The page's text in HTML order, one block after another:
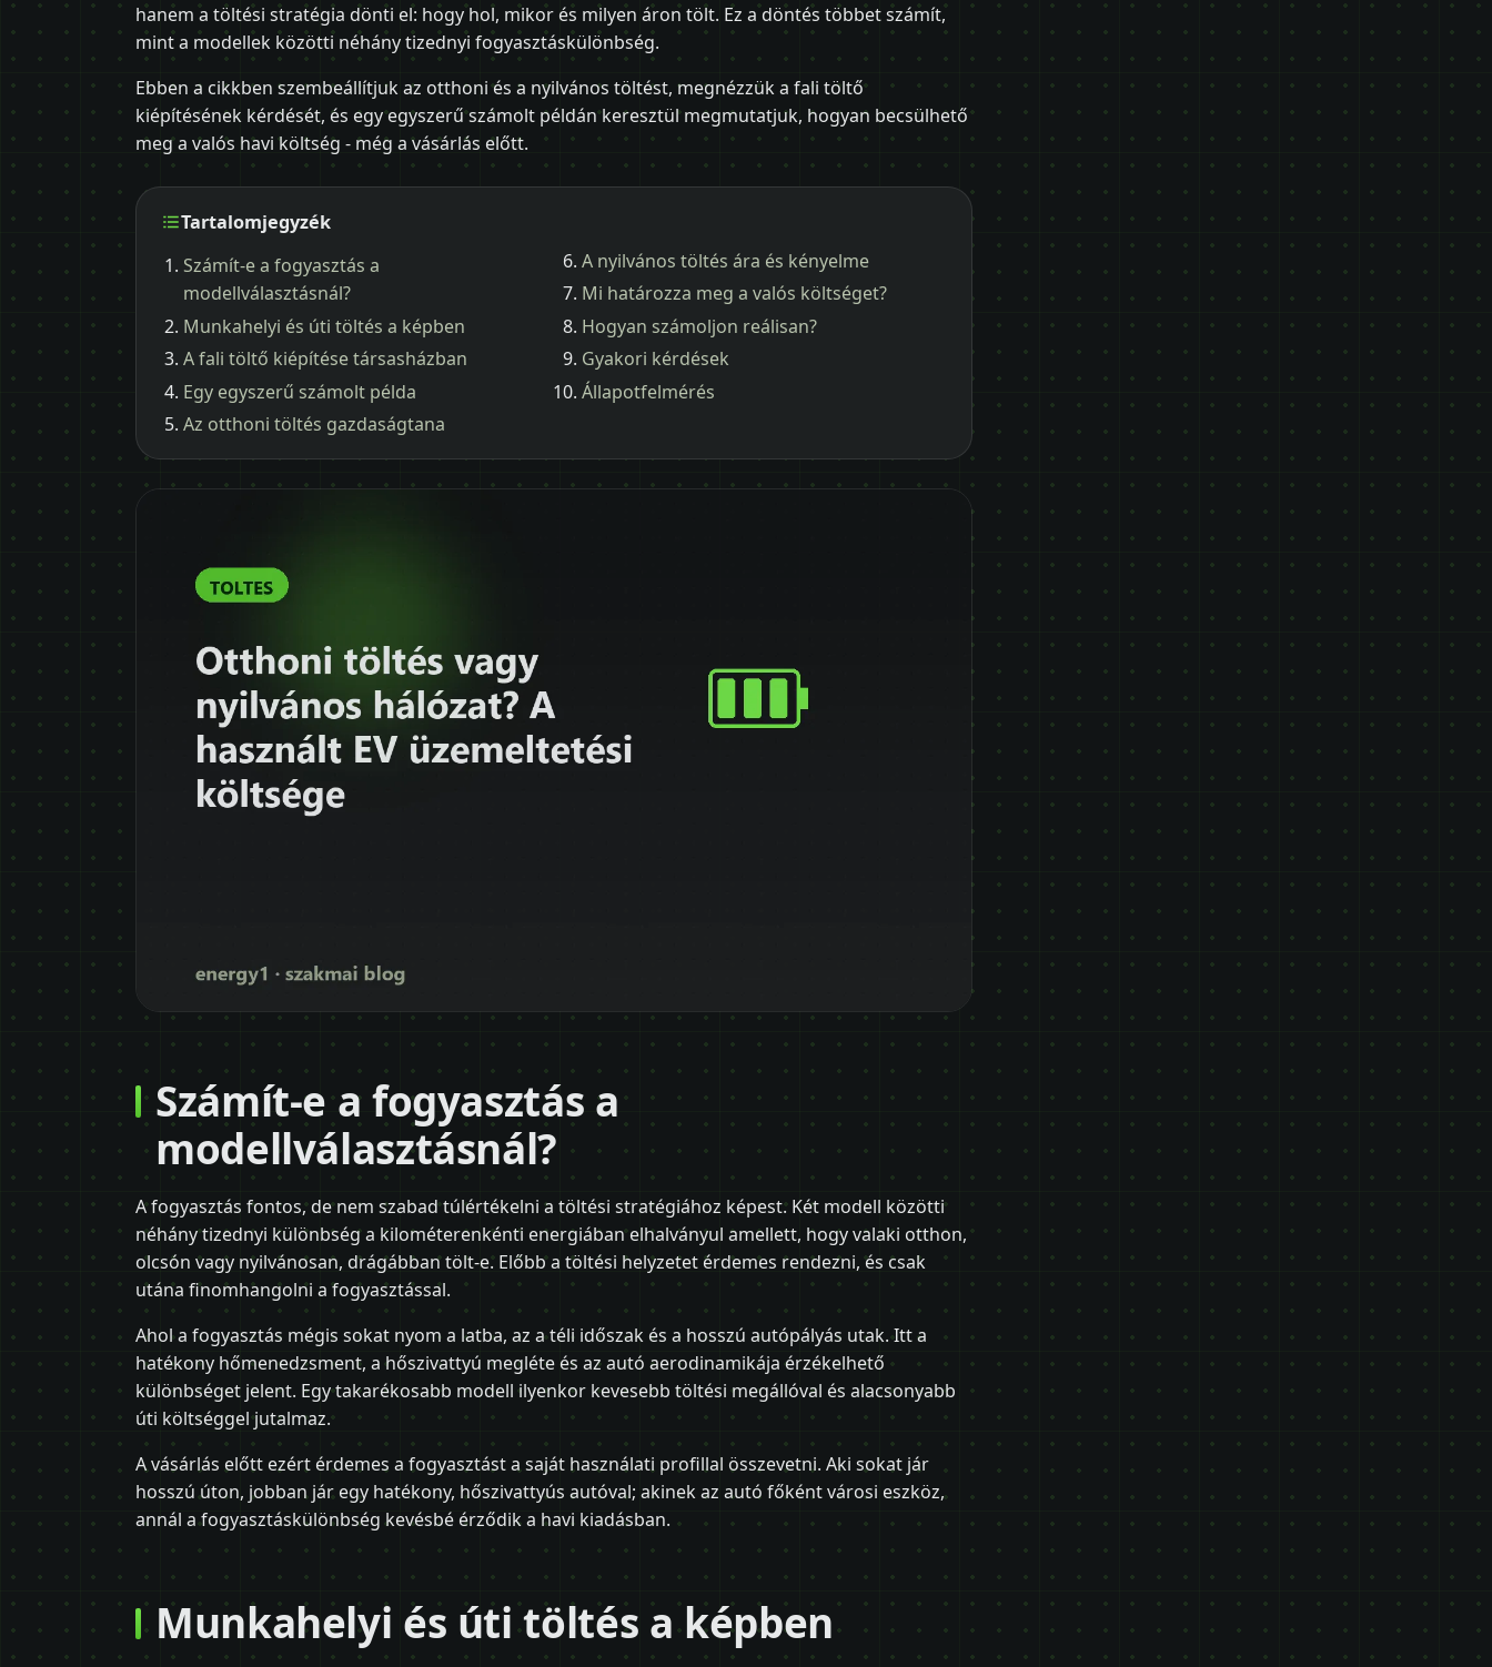
hanem a töltési stratégia dönti el: hogy hol, mikor és milyen áron tölt. Ez a döntés többet számít,
mint a modellek közötti néhány tizednyi fogyasztáskülönbség.
Ebben a cikkben szembeállítjuk az otthoni és a nyilvános töltést, megnézzük a fali töltő
kiépítésének kérdését, és egy egyszerű számolt példán keresztül megmutatjuk, hogyan becsülhető
meg a valós havi költség - még a vásárlás előtt.
Tartalomjegyzék
Számít-e a fogyasztás a
modellválasztásnál?
Munkahelyi és úti töltés a képben
A fali töltő kiépítése társasházban
Egy egyszerű számolt példa
Az otthoni töltés gazdaságtana
A nyilvános töltés ára és kényelme
Mi határozza meg a valós költséget?
Hogyan számoljon reálisan?
Gyakori kérdések
Állapotfelmérés
Számít-e a fogyasztás a
modellválasztásnál?
A fogyasztás fontos, de nem szabad túlértékelni a töltési stratégiához képest. Két modell közötti
néhány tizednyi különbség a kilométerenkénti energiában elhalványul amellett, hogy valaki otthon,
olcsón vagy nyilvánosan, drágábban tölt-e. Előbb a töltési helyzetet érdemes rendezni, és csak
utána finomhangolni a fogyasztással.
Ahol a fogyasztás mégis sokat nyom a latba, az a téli időszak és a hosszú autópályás utak. Itt a
hatékony hőmenedzsment, a hőszivattyú megléte és az autó aerodinamikája érzékelhető
különbséget jelent. Egy takarékosabb modell ilyenkor kevesebb töltési megállóval és alacsonyabb
úti költséggel jutalmaz.
A vásárlás előtt ezért érdemes a fogyasztást a saját használati profillal összevetni. Aki sokat jár
hosszú úton, jobban jár egy hatékony, hőszivattyús autóval; akinek az autó főként városi eszköz,
annál a fogyasztáskülönbség kevésbé érződik a havi kiadásban.
Munkahelyi és úti töltés a képben